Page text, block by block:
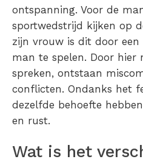
ontspanning. Voor de
sportwedstrijd kijken op
zijn vrouw is dit door
man te spelen. Door hier
spreken, ontstaan
conflicten. Ondanks het
dezelfde behoefte
en rust.
Wat is het